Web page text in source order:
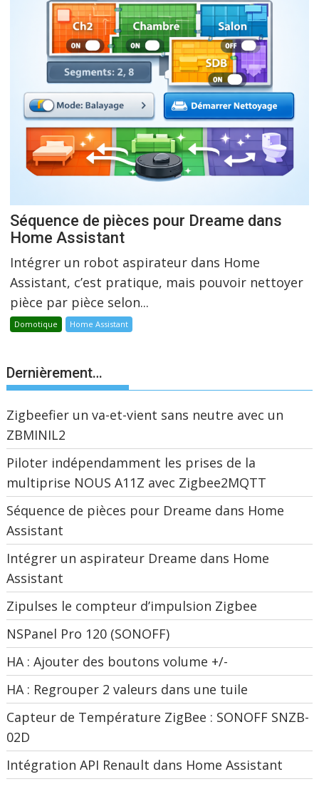
Séquence de pièces pour Dreame dans
Home Assistant
Intégrer un robot aspirateur dans Home
Assistant, c’est pratique, mais pouvoir nettoyer
pièce par pièce selon...
Domotique Home Assistant
Dernièrement…
Zigbeefier un va-et-vient sans neutre avec un
ZBMINIL2
Piloter indépendamment les prises de la
multiprise NOUS A11Z avec Zigbee2MQTT
Séquence de pièces pour Dreame dans Home
Assistant
Intégrer un aspirateur Dreame dans Home
Assistant
Zipulses le compteur d’impulsion Zigbee
NSPanel Pro 120 (SONOFF)
HA : Ajouter des boutons volume +/-
HA : Regrouper 2 valeurs dans une tuile
Capteur de Température ZigBee : SONOFF SNZB-
02D
Intégration API Renault dans Home Assistant